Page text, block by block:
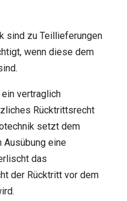
sind zu Teillieferungen
wenn diese dem
vertraglich
Rücktrittsrecht
setzt dem
eine
das
der Rücktritt vor dem